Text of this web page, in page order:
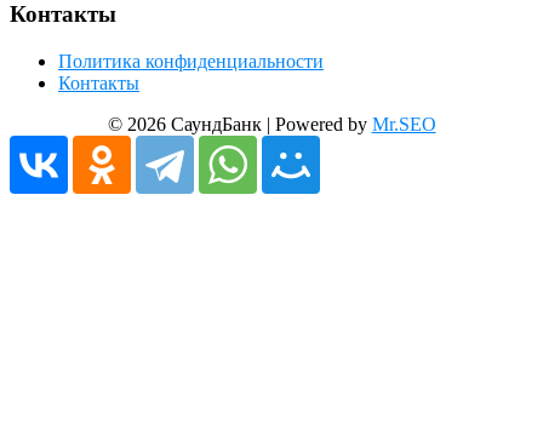
Контакты
Политика конфиденциальности
Контакты
© 2026 СаундБанк | Powered by Mr.SEO